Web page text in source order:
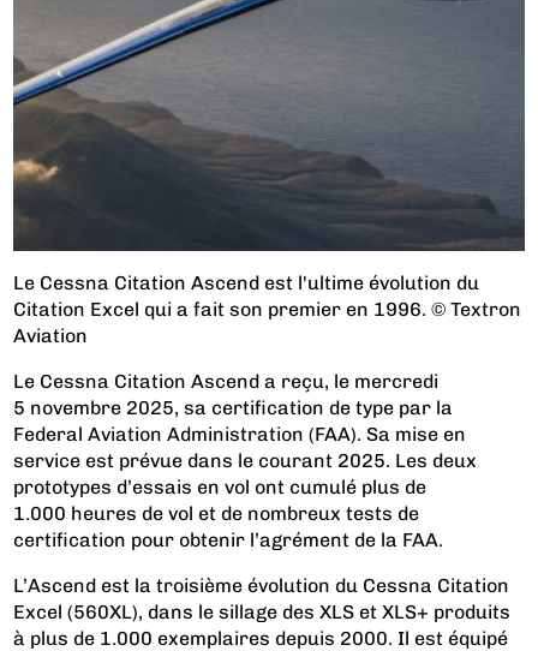
Le Cessna Citation Ascend est l'ultime évolution du
Citation Excel qui a fait son premier en 1996. © Textron
Aviation
Le Cessna Citation Ascend a reçu, le mercredi
5 novembre 2025, sa certification de type par la
Federal Aviation Administration (FAA). Sa mise en
service est prévue dans le courant 2025. Les deux
prototypes d’essais en vol ont cumulé plus de
1.000 heures de vol et de nombreux tests de
certification pour obtenir l’agrément de la FAA.
L’Ascend est la troisième évolution du Cessna Citation
Excel (560XL), dans le sillage des XLS et XLS+ produits
à plus de 1.000 exemplaires depuis 2000. Il est équipé